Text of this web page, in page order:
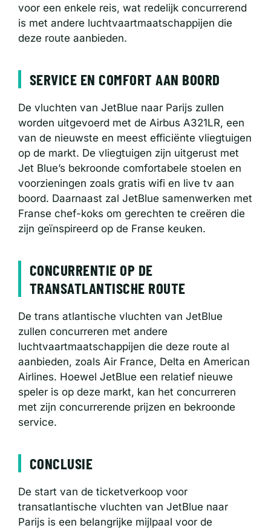
voor een enkele reis, wat redelijk concurrerend
is met andere luchtvaartmaatschappijen die
deze route aanbieden.
SERVICE EN COMFORT AAN BOORD
De vluchten van JetBlue naar Parijs zullen
worden uitgevoerd met de Airbus A321LR, een
van de nieuwste en meest efficiënte vliegtuigen
op de markt. De vliegtuigen zijn uitgerust met
Jet Blue’s bekroonde comfortabele stoelen en
voorzieningen zoals gratis wifi en live tv aan
boord. Daarnaast zal JetBlue samenwerken met
Franse chef-koks om gerechten te creëren die
zijn geïnspireerd op de Franse keuken.
CONCURRENTIE OP DE
TRANSATLANTISCHE ROUTE
De trans atlantische vluchten van JetBlue
zullen concurreren met andere
luchtvaartmaatschappijen die deze route al
aanbieden, zoals Air France, Delta en American
Airlines. Hoewel JetBlue een relatief nieuwe
speler is op deze markt, kan het concurreren
met zijn concurrerende prijzen en bekroonde
service.
CONCLUSIE
De start van de ticketverkoop voor
transatlantische vluchten van JetBlue naar
Parijs is een belangrijke mijlpaal voor de